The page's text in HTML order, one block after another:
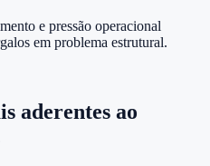
e pressão operacional
em problema estrutural.
aderentes ao